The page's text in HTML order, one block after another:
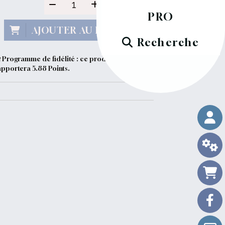
PRO
Recherche
AJOUTER AU PANIER
Programme de fidélité : ce produit vous
5.88 Points.